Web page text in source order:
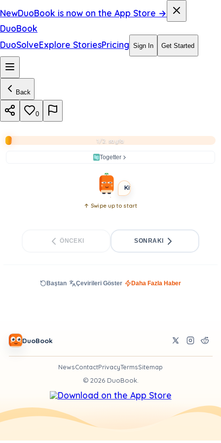
NewDuoBook is now on the App Store →
DuoBook
DuoSolveExplore StoriesPricing Sign In Get Started
Back
0
1/2. sayfa
Togetter
Kitabı aç
き
れ
る
る
わ
SHORT
↑ Swipe up to start
ÖNCEKI SONRAKI
Baştan Çevirileri Göster Daha Fazla Haber
DuoBook
NewsContactPrivacyTermsSitemap
© 2026DuoBook.